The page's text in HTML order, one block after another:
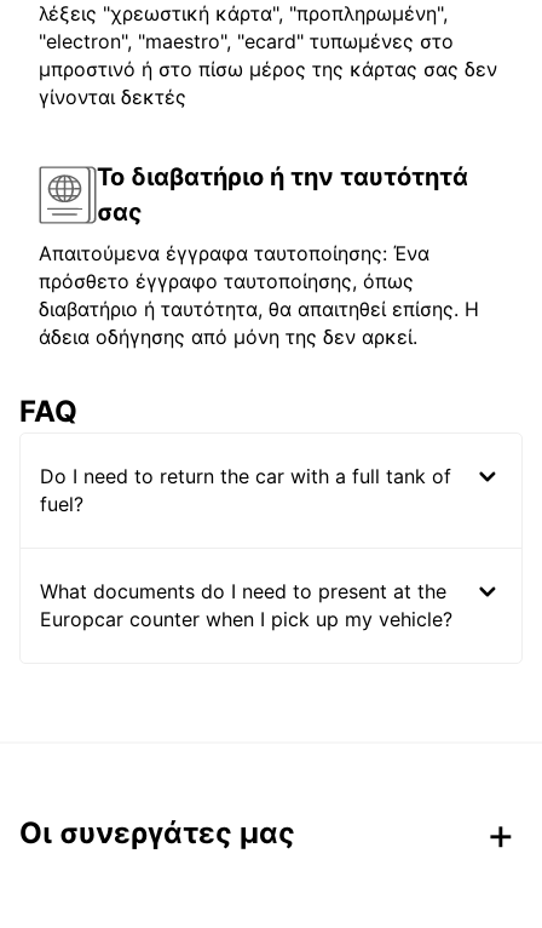
λέξεις "χρεωστική κάρτα", "προπληρωμένη",
"electron", "maestro", "ecard" τυπωμένες στο
μπροστινό ή στο πίσω μέρος της κάρτας σας δεν
γίνονται δεκτές
Το διαβατήριο ή την ταυτότητά
σας
Απαιτούμενα έγγραφα ταυτοποίησης: Ένα
πρόσθετο έγγραφο ταυτοποίησης, όπως
διαβατήριο ή ταυτότητα, θα απαιτηθεί επίσης. Η
άδεια οδήγησης από μόνη της δεν αρκεί.
FAQ
Do I need to return the car with a full tank of
fuel?
What documents do I need to present at the
Europcar counter when I pick up my vehicle?
Οι συνεργάτες μας